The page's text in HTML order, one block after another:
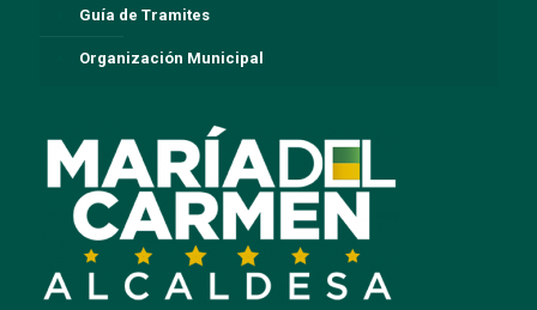
Guía de Tramites
Organización Municipal